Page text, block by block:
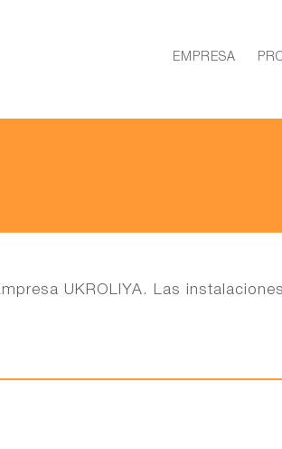
EMPRESA
UKROLIYA. Las